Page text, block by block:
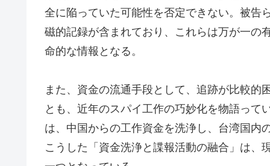
全に陥っていた可能性を否定できない。被告
磁的記録が含まれており、これらは万が一の
命的な情報となる。
また、資金の流通手段として、追跡が比較的
とも、近年のスパイ工作の巧妙化を物語って
は、中国からの工作資金を洗浄し、台湾国内
こうした「資金洗浄と諜報活動の融合」は、